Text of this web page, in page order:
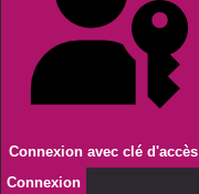
Connexion avec clé d'accès
Connexion